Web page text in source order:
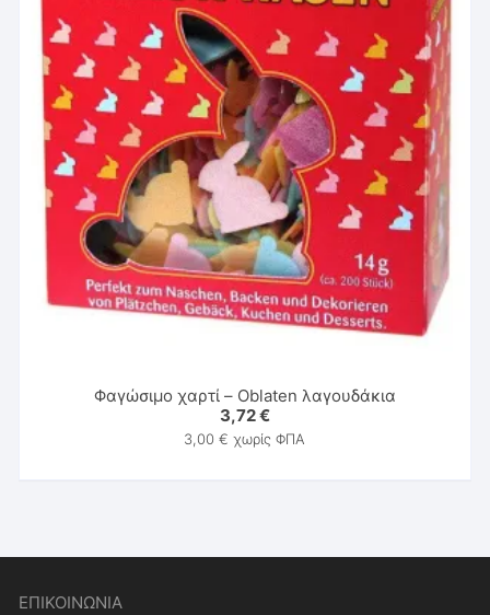
Φαγώσιμο χαρτί – Oblaten λαγουδάκια
3,72€
3,00€ χωρίς ΦΠΑ
ΕΠΙΚΟΙΝΩΝΙΑ